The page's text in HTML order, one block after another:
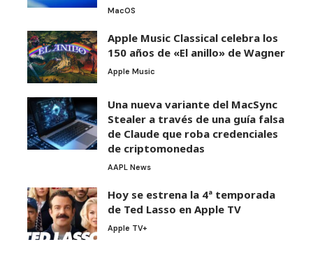
MacOS
Apple Music Classical celebra los
150 años de «El anillo» de Wagner
Apple Music
Una nueva variante del MacSync
Stealer a través de una guía falsa
de Claude que roba credenciales
de criptomonedas
AAPL News
Hoy se estrena la 4ª temporada
de Ted Lasso en Apple TV
Apple TV+